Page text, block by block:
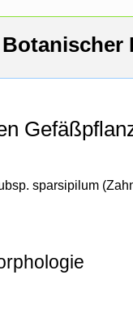
Botanischer
sparsipilum